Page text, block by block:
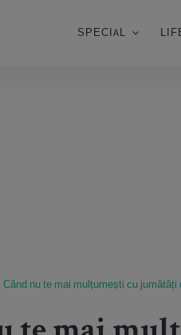
SPECIAL
Când nu te mai mulțumești cu